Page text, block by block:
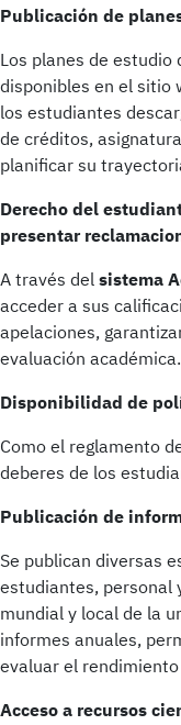
Publicación de
Los planes de
disponibles en el sitio
los estudiantes
de créditos,
planificar su
Derecho del
presentar
A través delsistema
acceder a sus
apelaciones,
evaluación académica.
Disponibilidad de
Como el reglamento
deberes de los
Publicación de
Se publican diversas
estudiantes, personal
mundial y local de la
informes anuales,
evaluar el
Acceso a recursos